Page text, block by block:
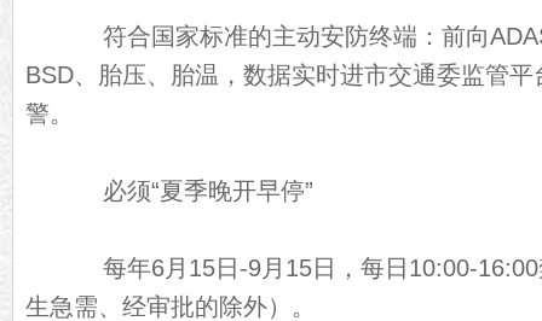
符合国家标准的主动安防终端：前向
BSD、胎压、胎温，数据实时进市交通委监管
警。
必须“夏季晚开早停”
每年6月15日-9月15日，每日10:00-16:00
生急需、经审批的除外）。